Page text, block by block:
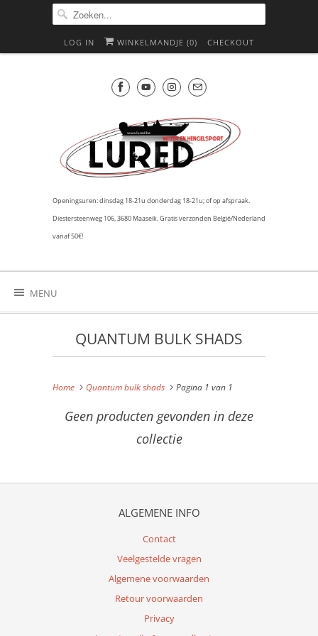
LOG IN WINKELMANDJE (0) CHECKOUT
Openingsuren: dinsdag 18-21u donderdag 18-21u; of op afspraak.
Diestersteenweg 106, 3680 Maaseik. Gratis verzonden België/Nederland
vanaf 50€!
MENU
QUANTUM BULK SHADS
Home Quantum bulk shads Pagina 1 van 1
Geen producten gevonden in deze
collectie
ALGEMENE INFO
Contact
Veelgestelde vragen
Algemene voorwaarden
Retour voorwaarden
Privacy